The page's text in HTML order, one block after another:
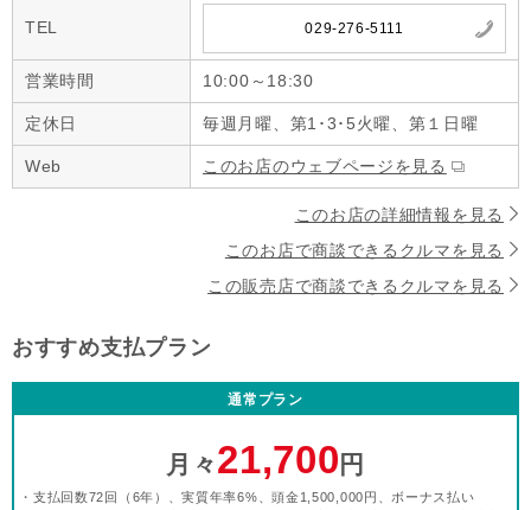
TEL 029-276-5111
営業時間 10:00～18:30
定休日 毎週月曜、第1･3･5火曜、第１日曜
Web このお店のウェブページを見る
このお店の詳細情報を見る
このお店で商談できるクルマを見る
この販売店で商談できるクルマを見る
おすすめ支払プラン
通常プラン
月々21,700 円
・支払回数72回（6年）、実質年率6%、頭金1,500,000円、ボーナス払い